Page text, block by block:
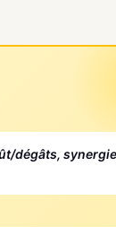
dégâts,